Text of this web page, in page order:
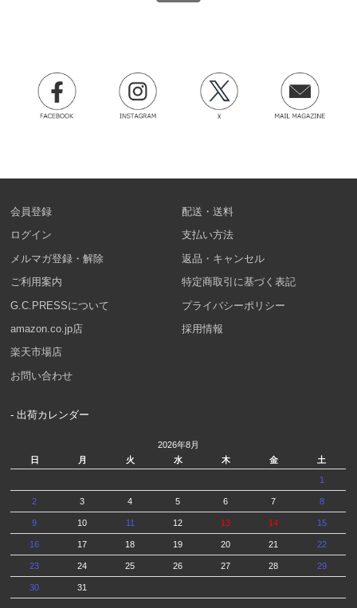
会員登録
ログイン
メルマガ登録・解除
ご利用案内
G.C.PRESSについて
amazon.co.jp店
楽天市場店
お問い合わせ
配送・送料
支払い方法
返品・キャンセル
特定商取引に基づく表記
プライバシーポリシー
採用情報
- 出荷カレンダー
2026年8月
日
月 火 水 木 金 土
1
2 3 4 5 6 7 8
9 10 11 12 13 14 15
16 17 18 19 20 21 22
23 24 25 26 27 28 29
30 31